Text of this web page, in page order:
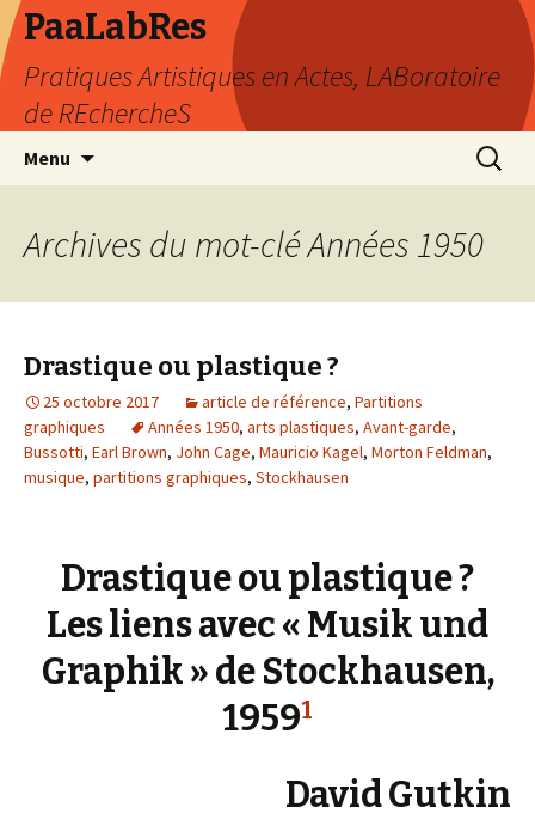
PaaLabRes
Pratiques Artistiques en Actes, LABoratoire
de REchercheS
Menu
principal
Archives du mot-clé Années 1950
Drastique ou plastique ?
25 octobre 2017 article de référence, Partitions
graphiques
Années 1950, arts plastiques, Avant-garde,
Bussotti, Earl Brown, John Cage, Mauricio Kagel, Morton Feldman,
musique, partitions graphiques, Stockhausen
Drastique ou plastique ?
Les liens avec « Musik und
Graphik » de Stockhausen,
19591
David Gutkin